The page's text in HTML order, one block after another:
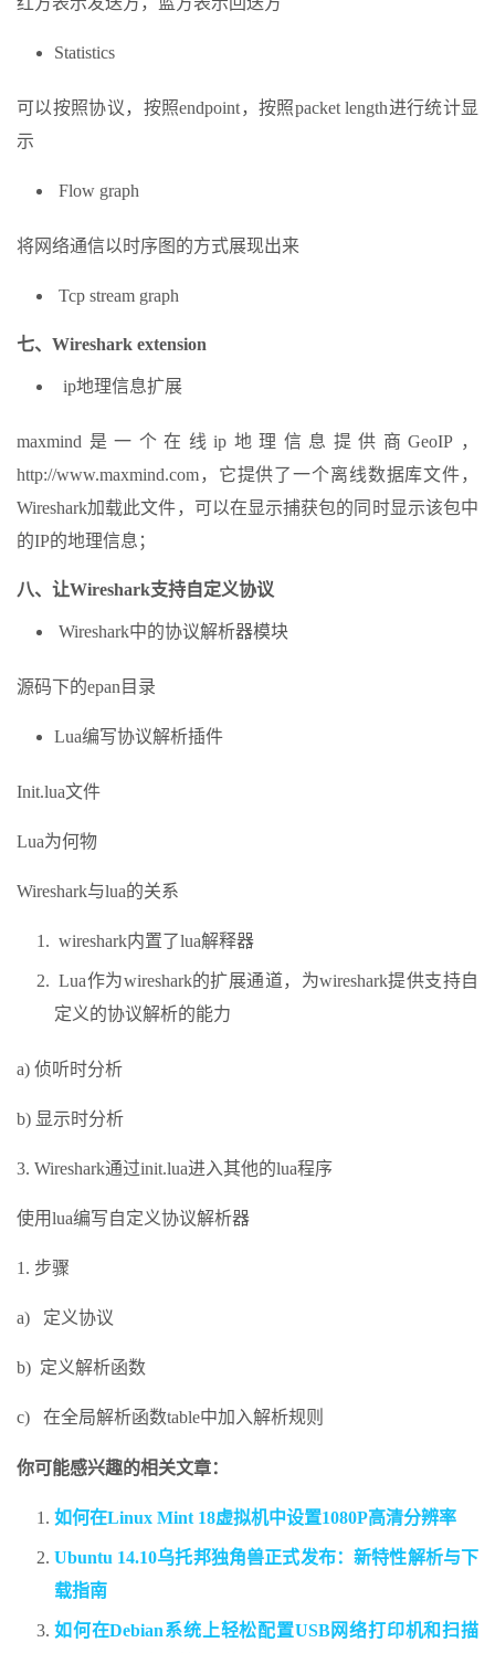
Statistics
可以按照协议，按照endpoint，按照packet length进行统计显
示
Flow graph
将网络通信以时序图的方式展现出来
Tcp stream graph
七、Wireshark extension
ip地理信息扩展
maxmind是一个在线ip地理信息提供商GeoIP，
http://www.maxmind.com，它提供了一个离线数据库文件，
Wireshark加载此文件，可以在显示捕获包的同时显示该包中
的IP的地理信息；
八、让Wireshark支持自定义协议
Wireshark中的协议解析器模块
源码下的epan目录
Lua编写协议解析插件
Init.lua文件
Lua为何物
Wireshark与lua的关系
wireshark内置了lua解释器
Lua作为wireshark的扩展通道，为wireshark提供支持自
定义的协议解析的能力
a) 侦听时分析
b) 显示时分析
3. Wireshark通过init.lua进入其他的lua程序
使用lua编写自定义协议解析器
1. 步骤
a) 定义协议
b) 定义解析函数
c) 在全局解析函数table中加入解析规则
你可能感兴趣的相关文章：
如何在Linux Mint 18虚拟机中设置1080P高清分辨率
Ubuntu 14.10乌托邦独角兽正式发布：新特性解析与下
载指南
如何在Debian系统上轻松配置USB网络打印机和扫描